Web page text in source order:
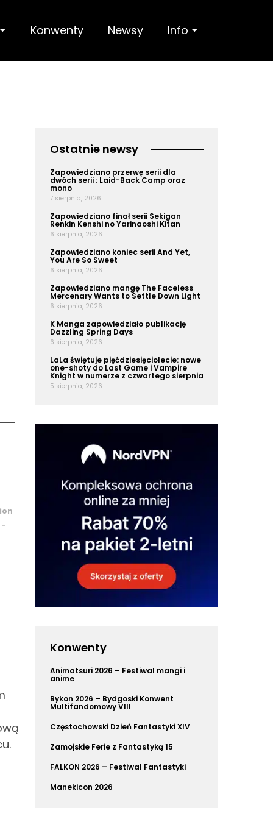
Konwenty Newsy Info ⏷
Ostatnie newsy
Zapowiedziano przerwę serii dla
dwóch serii : Laid-Back Camp oraz
mono
7 sierpnia, 2026
Zapowiedziano finał serii Sekigan
Renkin Kenshi no Yarinaoshi Kitan
6 sierpnia, 2026
Zapowiedziano koniec serii And Yet,
You Are So Sweet
6 sierpnia, 2026
Zapowiedziano mangę The Faceless
Mercenary Wants to Settle Down Light
6 sierpnia, 2026
K Manga zapowiedziało publikację
Dazzling Spring Days
6 sierpnia, 2026
LaLa świętuje pięćdziesięciolecie: nowe
one-shoty do Last Game i Vampire
Knight w numerze z czwartego sierpnia
5 sierpnia, 2026
Konwenty
Animatsuri 2026 – Festiwal mangi i
anime
Bykon 2026 – Bydgoski Konwent
Multifandomowy VIII
Częstochowski Dzień Fantastyki XIV
Zamojskie Ferie z Fantastyką 15
FALKON 2026 – Festiwal Fantastyki
Manekicon 2026